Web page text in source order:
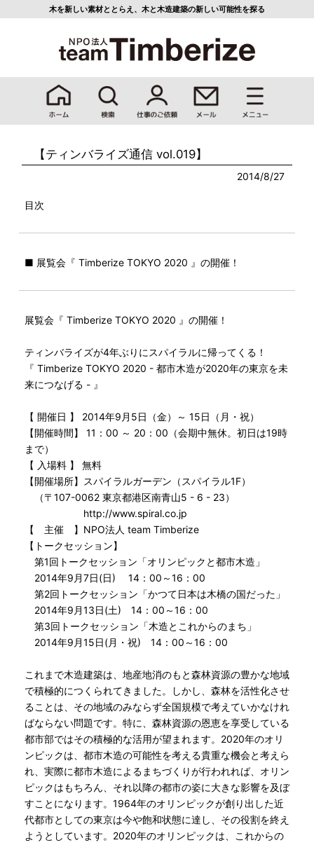
木を新しい素材ととらえ、 木と木造建築の新しい可能性を探る
【ティンバライズ通信 vol.019】
2014/8/27
目次
■ 展覧会『 Timberize TOKYO 2020 』の開催！
展覧会『 Timberize TOKYO 2020 』の開催！
ティンバライズが4年ぶりにスパイラルに帰ってくる！
『 Timberize TOKYO 2020 - 都市木造が2020年の東京を未
来につなげる - 』
【 開催日 】 2014年9月5日（金）～ 15日（月・祝）
【開催時間】 11：00 ～ 20：00（会期中無休。初日は19時
まで）
【 入場料 】 無料
【開催場所】スパイラルガーデン（スパイラル1F）
（〒107-0062 東京都港区南青山5 - 6 - 23）
http://www.spiral.co.jp
【 主催 】NPO法人 team Timberize
【トークセッション】
第1回トークセッション「オリンピックと都市木造」
2014年9月7日(日) 14：00～16：00
第2回トークセッション「かつて日本は木橋の国だった」
2014年9月13日(土) 14：00～16：00
第3回トークセッション「木造とこれからのまち」
2014年9月15日(月・祝) 14：00～16：00
これまで木造建築は、地産地消のもと森林資源の豊かな地域
で積極的につくられてきました。しかし、森林を活性化させ
ることは、その地域のみならず全国規模で考えていかなけれ
ばならない問題です。特に、森林資源の恩恵を享受している
都市部ではその積極的な活用が望まれます。2020年のオリ
ンピックは、都市木造の可能性を考える貴重な機会と考えら
れ、実際に都市木造によるまちづくりが行われれば、オリン
ピックはもちろん、それ以降の都市の姿に大きな影響を及ぼ
すことになります。1964年のオリンピックが創り出した近
代都市としての東京は今や飽和状態に達し、その役割を終え
ようとしています。2020年のオリンピックは、これからの